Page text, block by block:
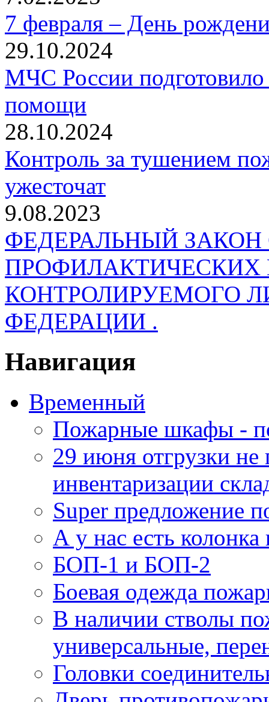
7 февраля – День
29.10.2024
МЧС России
помощи
28.10.2024
Контроль за тушением
ужесточат
9.08.2023
ФЕДЕРАЛЬНЫЙ
КОНТРОЛИРУЕМОГО
ФЕДЕРАЦИИ .
Навигация
Временный
Пожарные шкафы -
29 июня отгрузки не
инвентаризации
Super предложение
А у нас есть
БОП-1 и БОП-2
Боевая одежда
В наличии стволы
универсальные,
Головки